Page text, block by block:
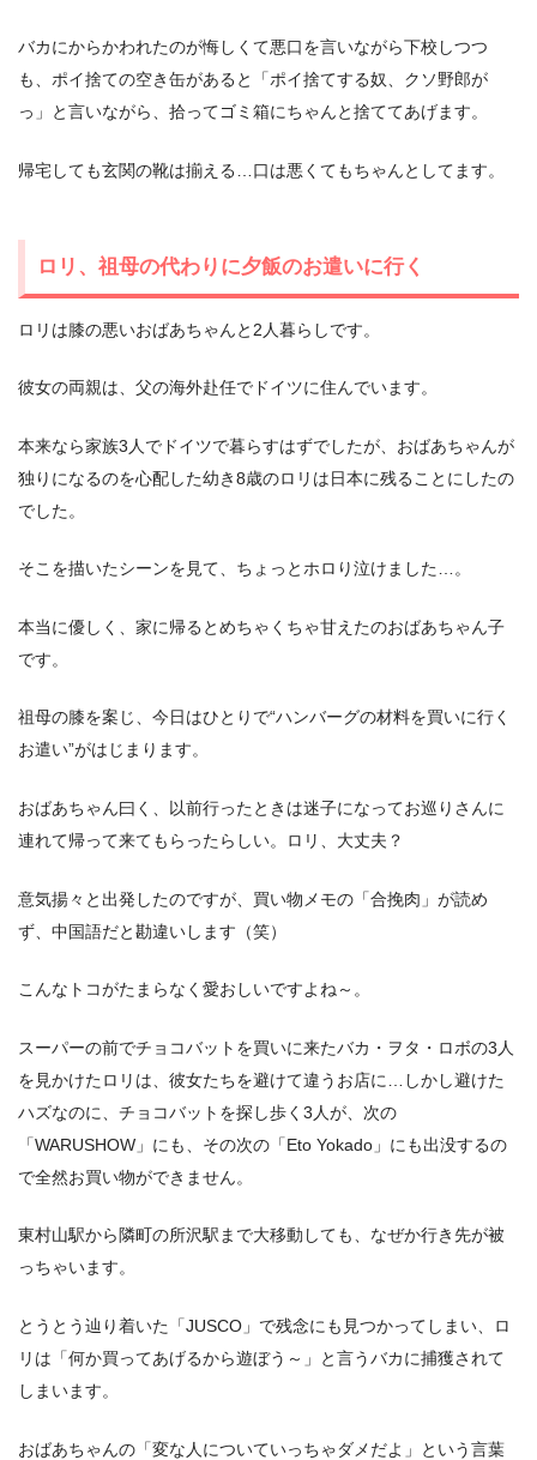
バカにからかわれたのが悔しくて悪口を言いながら下校しつつ
も、ポイ捨ての空き缶があると「ポイ捨てする奴、クソ野郎が
っ」と言いながら、拾ってゴミ箱にちゃんと捨ててあげます。
帰宅しても玄関の靴は揃える…口は悪くてもちゃんとしてます。
ロリ、祖母の代わりに夕飯のお遣いに行く
ロリは膝の悪いおばあちゃんと2人暮らしです。
彼女の両親は、父の海外赴任でドイツに住んでいます。
本来なら家族3人でドイツで暮らすはずでしたが、おばあちゃんが
独りになるのを心配した幼き8歳のロリは日本に残ることにしたの
でした。
そこを描いたシーンを見て、ちょっとホロり泣けました…。
本当に優しく、家に帰るとめちゃくちゃ甘えたのおばあちゃん子
です。
祖母の膝を案じ、今日はひとりで“ハンバーグの材料を買いに行く
お遣い”がはじまります。
おばあちゃん曰く、以前行ったときは迷子になってお巡りさんに
連れて帰って来てもらったらしい。ロリ、大丈夫？
意気揚々と出発したのですが、買い物メモの「合挽肉」が読め
ず、中国語だと勘違いします（笑）
こんなトコがたまらなく愛おしいですよね～。
スーパーの前でチョコバットを買いに来たバカ・ヲタ・ロボの3人
を見かけたロリは、彼女たちを避けて違うお店に…しかし避けた
ハズなのに、チョコバットを探し歩く3人が、次の
「WARUSHOW」にも、その次の「Eto Yokado」にも出没するの
で全然お買い物ができません。
東村山駅から隣町の所沢駅まで大移動しても、なぜか行き先が被
っちゃいます。
とうとう辿り着いた「JUSCO」で残念にも見つかってしまい、ロ
リは「何か買ってあげるから遊ぼう～」と言うバカに捕獲されて
しまいます。
おばあちゃんの「変な人についていっちゃダメだよ」という言葉